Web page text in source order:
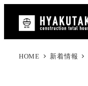
HOME 新着情報